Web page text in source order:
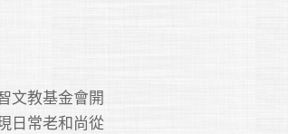
文教基金會開
日常老和尚從